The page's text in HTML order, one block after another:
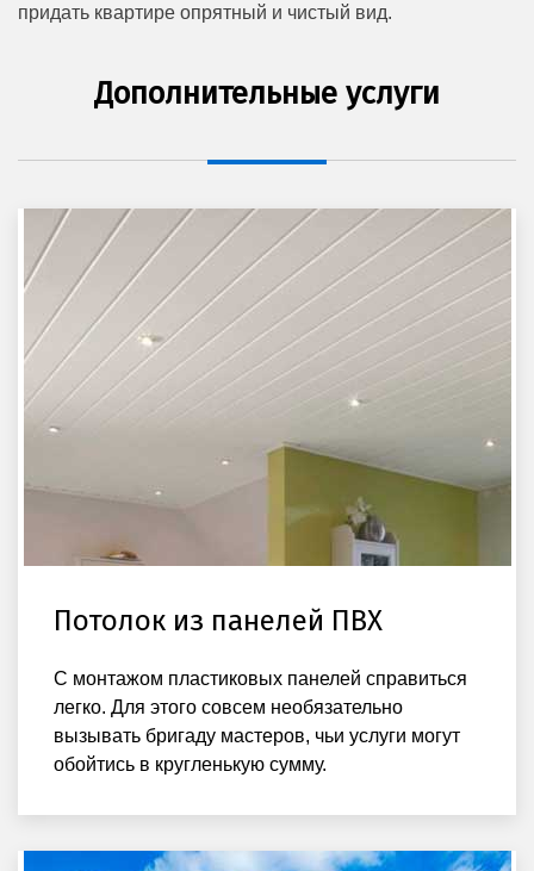
придать квартире опрятный и чистый вид.
Дополнительные услуги
Потолок из панелей ПВХ
С монтажом пластиковых панелей справиться
легко. Для этого совсем необязательно
вызывать бригаду мастеров, чьи услуги могут
обойтись в кругленькую сумму.